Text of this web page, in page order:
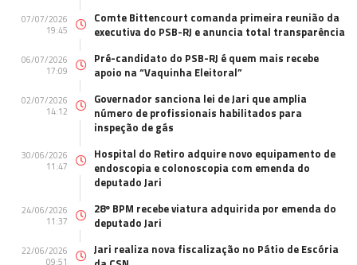
07/07/2026
19:45
Comte Bittencourt comanda primeira reunião da
executiva do PSB-RJ e anuncia total transparência
06/07/2026
17:09
Pré-candidato do PSB-RJ é quem mais recebe
apoio na “Vaquinha Eleitoral”
02/07/2026
14:12
Governador sanciona lei de Jari que amplia
número de profissionais habilitados para
inspeção de gás
30/06/2026
11:47
Hospital do Retiro adquire novo equipamento de
endoscopia e colonoscopia com emenda do
deputado Jari
24/06/2026
11:37
28º BPM recebe viatura adquirida por emenda do
deputado Jari
22/06/2026
09:51
Jari realiza nova fiscalização no Pátio de Escória